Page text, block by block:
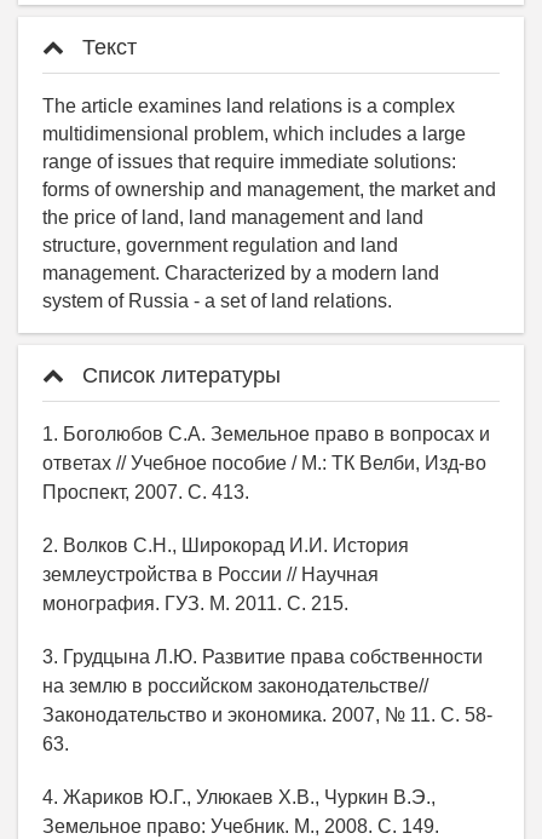
Текст
The article examines land relations is a complex
multidimensional problem, which includes a large
range of issues that require immediate solutions:
forms of ownership and management, the market and
the price of land, land management and land
structure, government regulation and land
management. Characterized by a modern land
system of Russia - a set of land relations.
Список литературы
1. Боголюбов С.А. Земельное право в вопросах и
ответах // Учебное пособие / М.: ТК Велби, Изд-во
Проспект, 2007. С. 413.
2. Волков С.Н., Широкорад И.И. История
землеустройства в России // Научная
монография. ГУЗ. М. 2011. С. 215.
3. Грудцына Л.Ю. Развитие права собственности
на землю в российском законодательстве//
Законодательство и экономика. 2007, № 11. С. 58-
63.
4. Жариков Ю.Г., Улюкаев Х.В., Чуркин В.Э.,
Земельное право: Учебник. М., 2008. С. 149.